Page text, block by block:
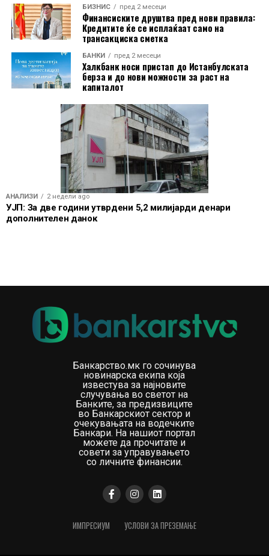
Извор:CNBC БИЗНИС пред 2 месеци
Финансиските друштва пред нови правила:
Кредитите ќе се исплаќаат само на
трансакциска сметка
БАНКИ пред 2 месеци
Халкбанк носи пристап до Истанбулската
берза и до нови можности за раст на
капиталот
АНАЛИЗИ 2 недели ago
УЈП: За две години утврдени 5,2 милијарди денари
дополнителен данок
Банкарство.мк го сочинува
новинарска екипа која
известува за најновите
случувања во светот на
Банките, за предизвиците
во Банкарскиот сектор и
очекувањата на водечките
Банкари. На нашиот портал
можете да прочитате и
совети за управувањето
со личните финансии.
ИМПРЕСИУМ УСЛОВИ ЗА ПРЕЗЕМАЊЕ